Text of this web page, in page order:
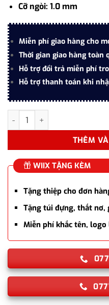
Cỡ ngòi: 1.0 mm
Miễn phí giao hàng cho
Thời gian giao hàng toàn
Hỗ trợ đổi trả miễn phí
Hỗ trợ thanh toán khi
Bút ký tên Parker SON X
THÊM
WIIX TẶNG KÈM
Tặng thiệp cho đơn
Tặng túi đựng, thắt nơ,
Miễn phí khắc tên, logo